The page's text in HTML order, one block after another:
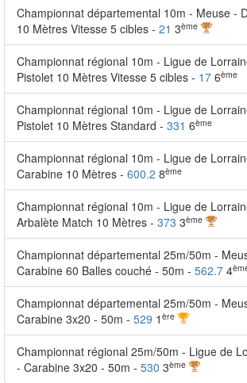
Championnat départemental 10m - Meuse -
10 Mètres Vitesse 5 cibles - 21 3ème
Championnat régional 10m - Ligue de
Pistolet 10 Mètres Vitesse 5 cibles - 17 6ème
Championnat régional 10m - Ligue de
Pistolet 10 Mètres Standard - 331 6ème
Championnat régional 10m - Ligue de
Carabine 10 Mètres - 600.2 8ème
Championnat régional 10m - Ligue de
Arbalète Match 10 Mètres - 373 3ème
Championnat départemental 25m/50m -
Carabine 60 Balles couché - 50m - 562.7 4
Championnat départemental 25m/50m -
Carabine 3x20 - 50m - 529 1 ère
Championnat régional 25m/50m - Ligue de
- Carabine 3x20 - 50m - 530 3ème